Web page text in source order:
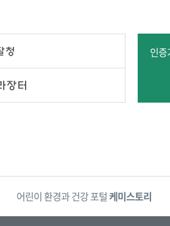
인증
아이들을 위한 안전한 세상한국어린이안